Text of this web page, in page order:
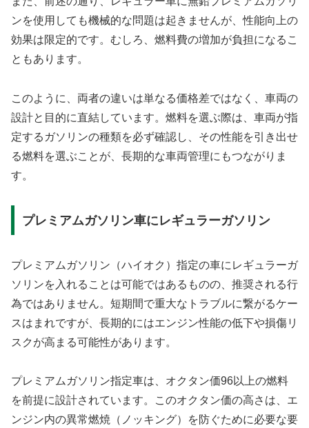
ンを使用しても機械的な問題は起きませんが、性能向上の
効果は限定的です。むしろ、燃料費の増加が負担になるこ
ともあります。
このように、両者の違いは単なる価格差ではなく、車両の
設計と目的に直結しています。燃料を選ぶ際は、車両が指
定するガソリンの種類を必ず確認し、その性能を引き出せ
る燃料を選ぶことが、長期的な車両管理にもつながりま
す。
プレミアムガソリン車にレギュラーガソリン
プレミアムガソリン（ハイオク）指定の車にレギュラーガ
ソリンを入れることは可能ではあるものの、推奨される行
為ではありません。短期間で重大なトラブルに繋がるケー
スはまれですが、長期的にはエンジン性能の低下や損傷リ
スクが高まる可能性があります。
プレミアムガソリン指定車は、オクタン価96以上の燃料
を前提に設計されています。このオクタン価の高さは、エ
ンジン内の異常燃焼（ノッキング）を防ぐために必要な要